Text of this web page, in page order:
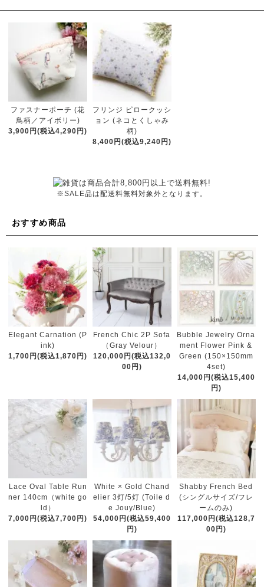
ファスナーポーチ (花
鳥柄／アイボリー)
3,900円(税込4,290円)
フリンジ ピロークッシ
ョン (ネコとくしゃみ
柄)
8,400円(税込9,240円)
※SALE品は配送料無料対象外となります。
おすすめ商品
Elegant Carnation (P
ink)
1,700円(税込1,870円)
French Chic 2P Sofa
（Gray Velour）
120,000円(税込132,0
00円)
Bubble Jewelry Orna
ment Flower Pink &
Green (150×150mm
4set)
14,000円(税込15,400
円)
Lace Oval Table Run
ner 140cm（white go
ld）
7,000円(税込7,700円)
White × Gold Chand
elier 3灯/5灯 (Toile d
e Jouy/Blue)
54,000円(税込59,400
円)
Shabby French Bed
(シングルサイズ/フレ
ームのみ)
117,000円(税込128,7
00円)